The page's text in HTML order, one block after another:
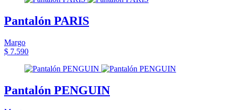
Pantalón PARIS
Margo
$ 7.590
Pantalón PENGUIN